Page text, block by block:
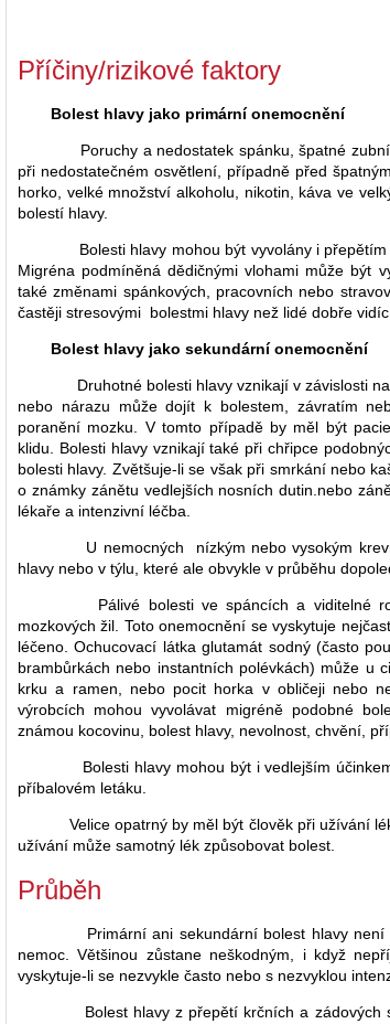
Příčiny/rizikové faktory
Bolest hlavy jako primární onemocnění
Poruchy a nedostatek spánku, špatné zubní
při nedostatečném osvětlení, případně před
horko, velké množství alkoholu, nikotin, káva ve
bolestí hlavy.
Bolesti hlavy mohou být vyvolány i přepětím
Migréna podmíněná dědičnými vlohami může být
také změnami spánkových, pracovních nebo
častěji stresovými bolestmi hlavy než lidé dobře
Bolest hlavy jako sekundární onemocnění
Druhotné bolesti hlavy vznikají v závislosti
nebo nárazu může dojít k bolestem, závratím
poranění mozku. V tomto případě by měl být
klidu. Bolesti hlavy vznikají také při chřipce
bolesti hlavy. Zvětšuje-li se však při smrkání nebo
o známky zánětu vedlejších nosních dutin.nebo
lékaře a intenzivní léčba.
U nemocných nízkým nebo vysokým
hlavy nebo v týlu, které ale obvykle v průběhu
Pálivé bolesti ve spáncích a viditelné
mozkových žil. Toto onemocnění se vyskytuje
léčeno. Ochucovací látka glutamát sodný (často
brambůrkách nebo instantních polévkách) může u
krku a ramen, nebo pocit horka v obličeji nebo
výrobcích mohou vyvolávat migréně podobné
známou kocovinu, bolest hlavy, nevolnost, chvění,
Bolesti hlavy mohou být i vedlejším
příbalovém letáku.
Velice opatrný by měl být člověk při užívání
užívání může samotný lék způsobovat bolest.
Průběh
Primární ani sekundární bolest hlavy není
nemoc. Většinou zůstane neškodným, i když
vyskytuje-li se nezvykle často nebo s nezvyklou
Bolest hlavy z přepětí krčních a zádových